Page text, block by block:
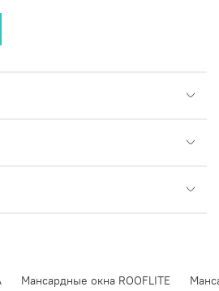
Мансардные окна ROOFLITE